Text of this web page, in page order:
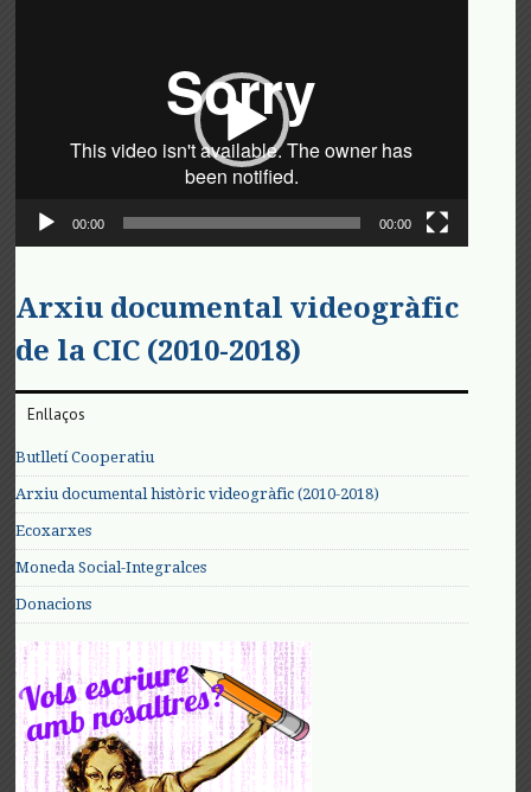
00:00 00:00
Arxiu documental videogràfic
de la CIC (2010-2018)
Enllaços
Butlletí Cooperatiu
Arxiu documental històric videogràfic (2010-2018)
Ecoxarxes
Moneda Social-Integralces
Donacions